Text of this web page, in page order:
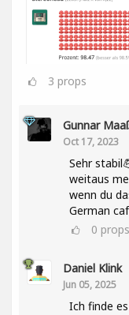
3 props
Gunnar
Oct 17, 2023
Sehr
weitaus
wenn du
German
0 props
Daniel Klink
Jun 05, 2025
Ich finde